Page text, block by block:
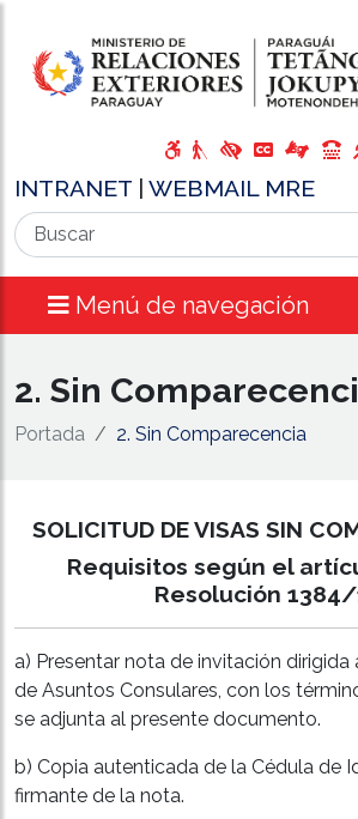
INTRANET WEBMAIL MRE
Menú de navegación
2. Sin
Portada 2. Sin Comparecencia
SOLICITUD DE VISAS SIN
Requisitos según el
Resolución 1384/
a) Presentar nota de invitación dirigida
de Asuntos Consulares, con los
se adjunta al presente documento.
b) Copia autenticada de la Cédula de
firmante de la nota.